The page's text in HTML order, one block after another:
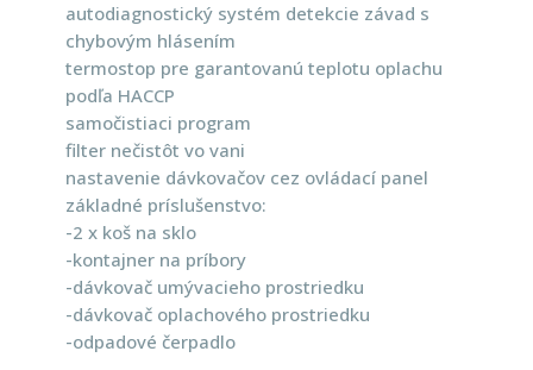
autodiagnostický systém detekcie závad s
chybovým hlásením
termostop pre garantovanú teplotu oplachu
podľa HACCP
samočistiaci program
filter nečistôt vo vani
nastavenie dávkovačov cez ovládací panel
základné príslušenstvo:
-2 x koš na sklo
-kontajner na príbory
-dávkovač umývacieho prostriedku
-dávkovač oplachového prostriedku
-odpadové čerpadlo